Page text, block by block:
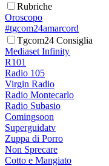
Rubriche
Oroscopo
#tgcom24amarcord
Tgcom24 Consiglia
Mediaset Infinity
R101
Radio 105
Virgin Radio
Radio Montecarlo
Radio Subasio
Comingsoon
Superguidatv
Zuppa di Porro
Non Sprecare
Cotto e Mangiato